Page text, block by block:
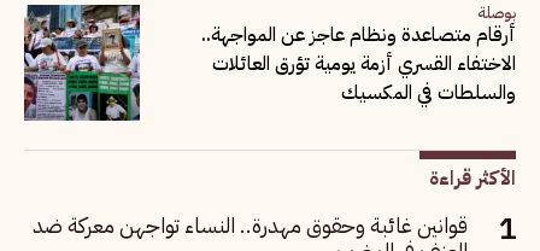
بوصلة
أرقام متصاعدة ونظام عاجز عن المواجهة..
الاختفاء القسري أزمة يومية تؤرق العائلات
والسلطات في المكسيك
الأكثر قراءة
قوانين غائبة وحقوق مهدرة.. النساء تواجهن معركة ضد